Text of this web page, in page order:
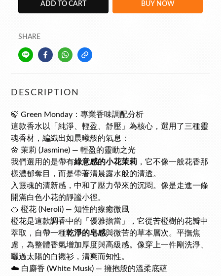
ADD TO CART BUY NOW
SHARE
DESCRIPTION
🍃 Green Monday：專業香味調配分析
這款香水以「純淨、輕盈、舒壓」為核心，選用了三種靈
魂香材，編織出如晨曦般的氣息：
🌼 茉莉 (Jasmine) — 輕盈的靈動之光
我們選用的是帶有綠意感的小花茉莉 ，它不像一般花香那
樣濃郁奪目，而是帶著清晨露水般的清透。
入靈魂的清新感，中和了壓力帶來的沉悶。像是走進一條
開滿白色小花的靜謐小徑。
🍊 橙花 (Neroli) — 知性的療癒微風
橙花是這款調香中的「優雅擔當」，它從苦橙樹的花瓣中
萃取，自帶一種乾淨的皂感與微苦的草本層次。平撫焦
慮，為整體香氣增加厚度與高級感。像穿上一件剛洗淨、
曬過太陽的白襯衫，清爽而知性。
☁️ 白麝香 (White Musk) — 擁抱般的溫柔底蘊